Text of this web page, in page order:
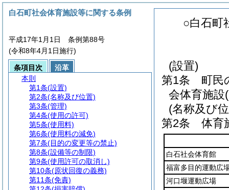
○白石町
(設置)
第1条
町民
会体育施設
(名称及び
第2条
体育
白石社会体育館
福富多目的運動広
河口堰運動広場
白石町社会体育施設等に関する条例
平成17年1月1日 条例第88号
(令和8年4月1日施行)
条項目次
沿革
本則
第1条(設置)
第2条(名称及び位置)
第3条(管理)
第4条(使用の許可)
第5条(使用料)
第6条(使用料の減免)
第7条(目的の変更等の禁止)
第8条(設備等の制限)
第9条(使用許可の取消し)
第10条(原状回復の義務)
第11条(免責)